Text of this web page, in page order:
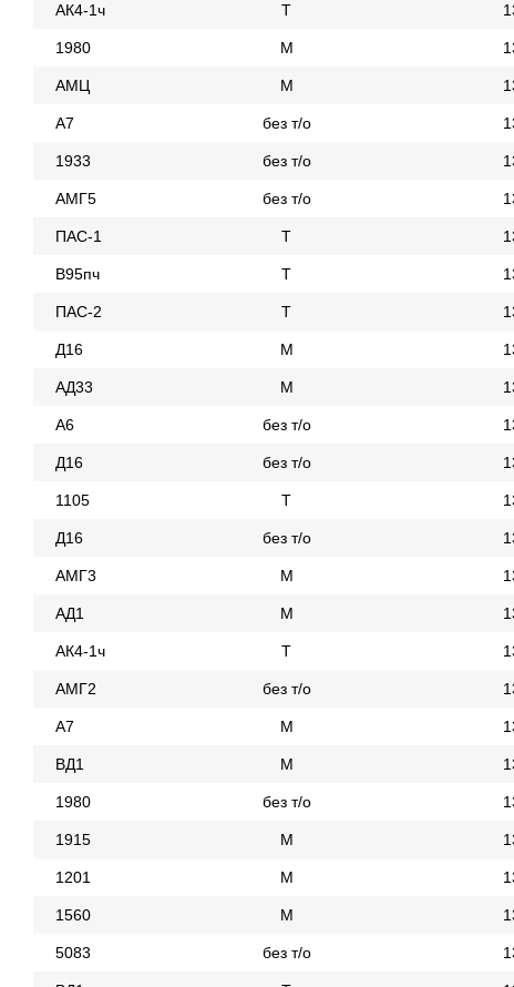
АК4-1ч Т
1980 М
АМЦ М
А7 без т/о
1933 без т/о
АМГ5 без т/о
ПАС-1 Т
В95пч Т
ПАС-2 Т
Д16 М
АД33 М
А6 без т/о
Д16 без т/о
1105 Т
Д16 без т/о
АМГ3 М
АД1 М
АК4-1ч Т
АМГ2 без т/о
А7 М
ВД1 М
1980 без т/о
1915 М
1201 М
1560 М
5083 без т/о